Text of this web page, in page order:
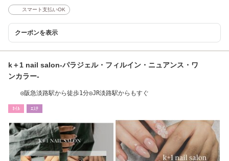
スマート支払いOK
クーポンを表示
k＋1 nail salon‐パラジェル・フィルイン・ニュアンス・ワ
ンカラー‐
◎阪急淡路駅から徒歩1分◎JR淡路駅からもすぐ
ﾈｲﾙ ｴｽﾃ